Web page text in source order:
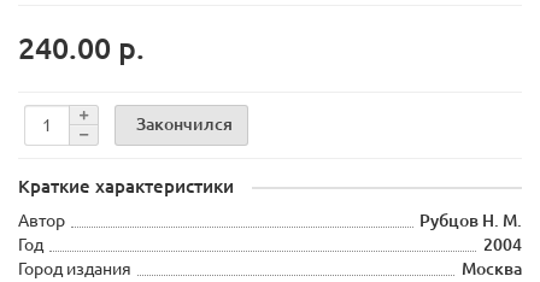
240.00 р.
Закончился
Краткие характеристики
Автор
Рубцов Н. М.
Год
2004
Город издания
Москва